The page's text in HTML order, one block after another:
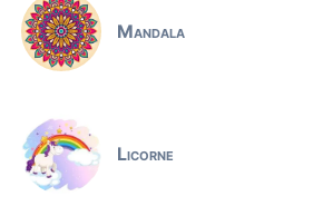
Mandala
Licorne